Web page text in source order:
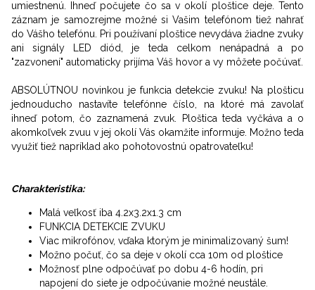
umiestnenú. Ihneď počujete čo sa v okolí ploštice deje. Tento
záznam je samozrejme možné si Vašim telefónom tiež nahrať
do Vášho telefónu. Pri používaní ploštice nevydáva žiadne zvuky
ani signály LED diód, je teda celkom nenápadná a po
"zazvonení" automaticky prijíma Váš hovor a vy môžete počúvať.
ABSOLÚTNOU novinkou je funkcia detekcie zvuku! Na plošticu
jednouducho nastavíte telefónne číslo, na ktoré má zavolať
ihneď potom, čo zaznamená zvuk. Ploštica teda vyčkáva a o
akomkoľvek zvuu v jej okolí Vás okamžite informuje. Možno teda
využiť tiež napríklad ako pohotovostnú opatrovateľku!
Charakteristika:
Malá veľkosť iba 4.2x3.2x1.3 cm
FUNKCIA DETEKCIE ZVUKU
Viac mikrofónov, vďaka ktorým je minimalizovaný šum!
Možno počuť, čo sa deje v okolí cca 10m od ploštice
Možnosť plne odpočúvať po dobu 4-6 hodín, pri
napojení do siete je odpočúvanie možné neustále.